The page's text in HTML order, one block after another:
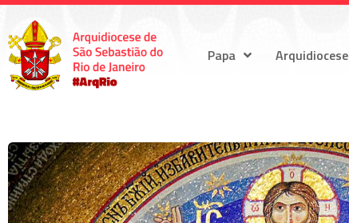
Papa Arquidiocese